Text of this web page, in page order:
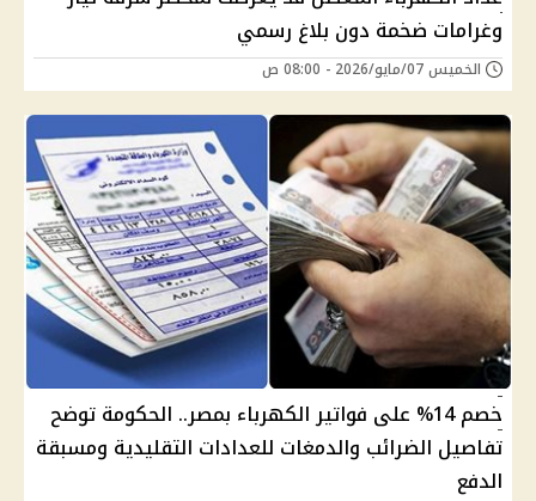
وغرامات ضخمة دون بلاغ رسمي
الخميس 07/مايو/2026 - 08:00 ص
خصم 14% على فواتير الكهرباء بمصر.. الحكومة توضح
تفاصيل الضرائب والدمغات للعدادات التقليدية ومسبقة
الدفع